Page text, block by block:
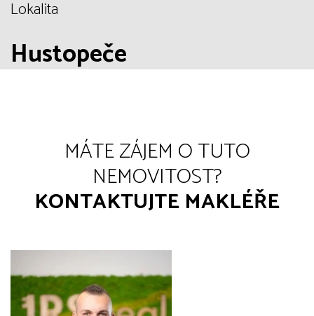
Lokalita
Hustopeče
MÁTE ZÁJEM O TUTO
NEMOVITOST?
KONTAKTUJTE MAKLÉŘE